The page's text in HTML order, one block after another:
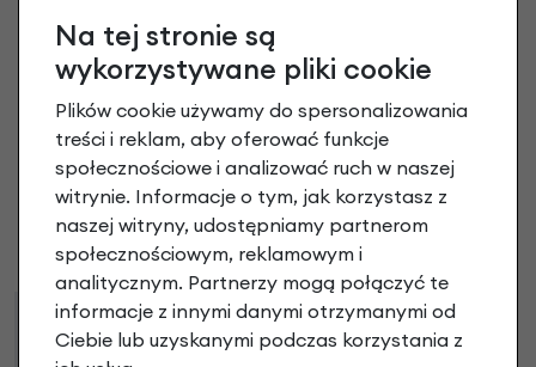
Lokalizator GPS do rowerów
elektrycznych BIKE TRAX YAMAHA
opinie
Dodaj opinię
Brak opinii. Może warto dodać własną?
Raty Leasing
Na tej stronie są
wykorzystywane pliki cookie
Plików cookie używamy do spersonalizowania
treści i reklam, aby oferować funkcje
społecznościowe i analizować ruch w naszej
witrynie. Informacje o tym, jak korzystasz z
naszej witryny, udostępniamy partnerom
społecznościowym, reklamowym i
analitycznym. Partnerzy mogą połączyć te
informacje z innymi danymi otrzymanymi od
Ciebie lub uzyskanymi podczas korzystania z